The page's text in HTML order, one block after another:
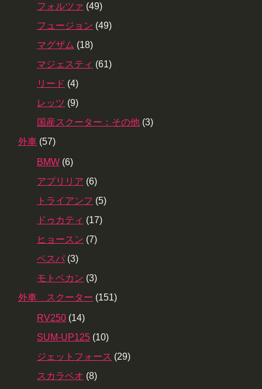
フォルツァ (49)
フュージョン (49)
マグザム (18)
マジェスティ (61)
リード (4)
レッツ (9)
国産スクーター：その他 (3)
外車 (57)
BMW (6)
アプリリア (6)
トライアンフ (5)
ドゥカティ (17)
ヒョースン (7)
ベスパ (3)
モトベカン (3)
外車 スクーター (151)
RV250 (14)
SUM-UP125 (10)
ジェットフォース (29)
スカラベオ (8)